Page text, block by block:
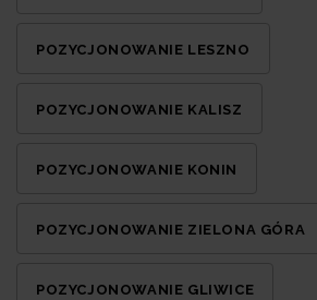
POZYCJONOWANIE LESZNO
POZYCJONOWANIE KALISZ
POZYCJONOWANIE KONIN
POZYCJONOWANIE ZIELONA GÓRA
POZYCJONOWANIE GLIWICE